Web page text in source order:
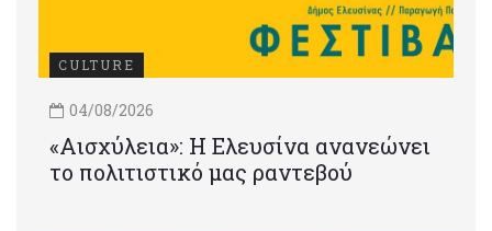
CULTURE
04/08/2026
«Αισχύλεια»: Η Ελευσίνα ανανεώνει
το πολιτιστικό μας ραντεβού